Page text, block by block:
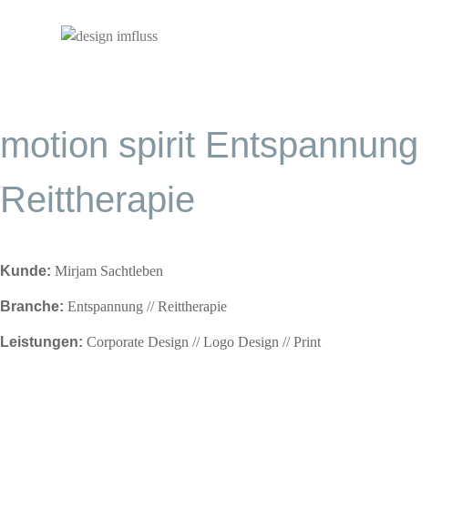
Projekte
motion spirit Entspannung
Reittherapie
Kunde: Mirjam Sachtleben
Branche: Entspannung // Reittherapie
Leistungen: Corporate Design // Logo Design // Print